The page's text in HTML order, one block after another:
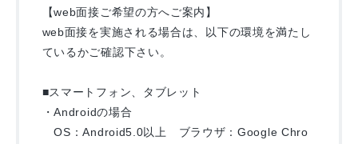
【web面接ご希望の方へご案内】
web面接を実施される場合は、以下の環境を満たし
ているかご確認下さい。
■スマートフォン、タブレット
・Androidの場合
OS：Android5.0以上 ブラウザ：Google Chro